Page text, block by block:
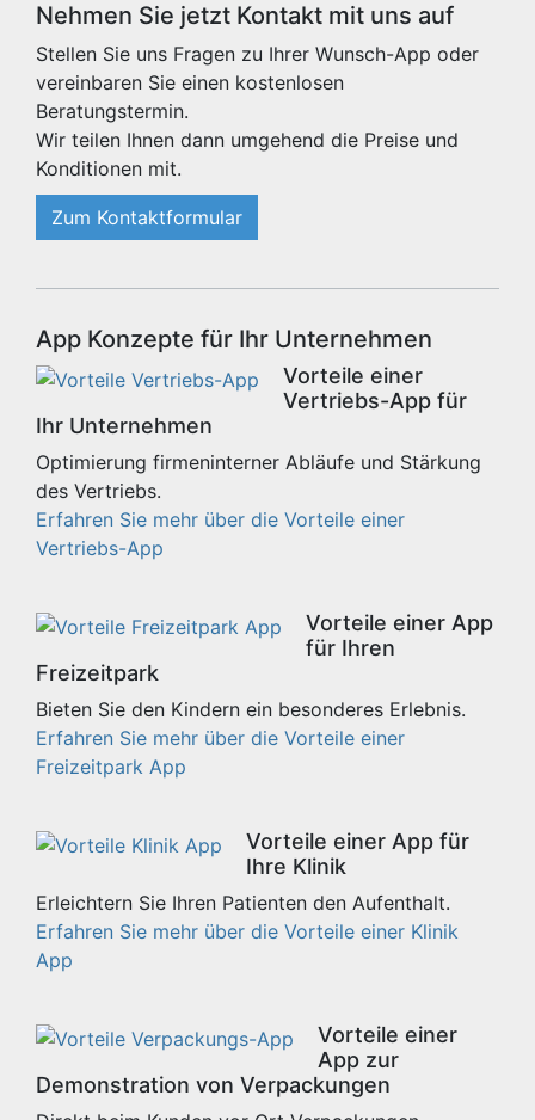
Nehmen Sie jetzt Kontakt mit uns auf
Stellen Sie uns Fragen zu Ihrer Wunsch-App oder
vereinbaren Sie einen kostenlosen
Beratungstermin.
Wir teilen Ihnen dann umgehend die Preise und
Konditionen mit.
Zum Kontaktformular
App Konzepte für Ihr Unternehmen
Vorteile einer
Vertriebs-App für
Ihr Unternehmen
Optimierung firmeninterner Abläufe und Stärkung
des Vertriebs.
Erfahren Sie mehr über die Vorteile einer
Vertriebs-App
Vorteile einer App
für Ihren
Freizeitpark
Bieten Sie den Kindern ein besonderes Erlebnis.
Erfahren Sie mehr über die Vorteile einer
Freizeitpark App
Vorteile einer App für
Ihre Klinik
Erleichtern Sie Ihren Patienten den Aufenthalt.
Erfahren Sie mehr über die Vorteile einer Klinik
App
Vorteile einer
App zur
Demonstration von Verpackungen